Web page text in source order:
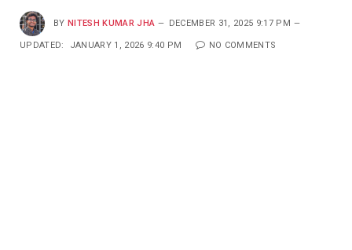
BY NITESH KUMAR JHA DECEMBER 31, 2025 9:17 PM
UPDATED: JANUARY 1, 2026 9:40 PM NO COMMENTS